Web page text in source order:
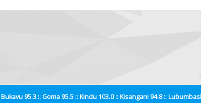
95.3 :: Goma 95.5 :: Kindu 103.0 :: Kisangani 94.8 ::